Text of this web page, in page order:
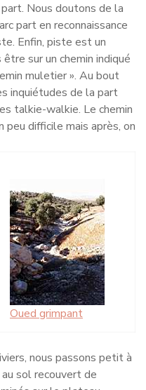
Nous doutons de la
part en reconnaissance
Enfin, piste est un
sur un chemin indiqué
muletier ». Au bout
inquiétudes de la part
talkie-walkie. Le chemin
difficile mais après, on
Oued grimpant
nous passons petit à
sol recouvert de